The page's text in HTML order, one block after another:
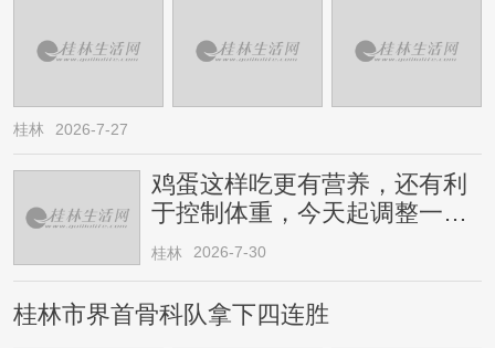
桂林 2026-7-27
鸡蛋这样吃更有营养，还有利
于控制体重，今天起调整一下
→
桂林 2026-7-30
桂林市界首骨科队拿下四连胜